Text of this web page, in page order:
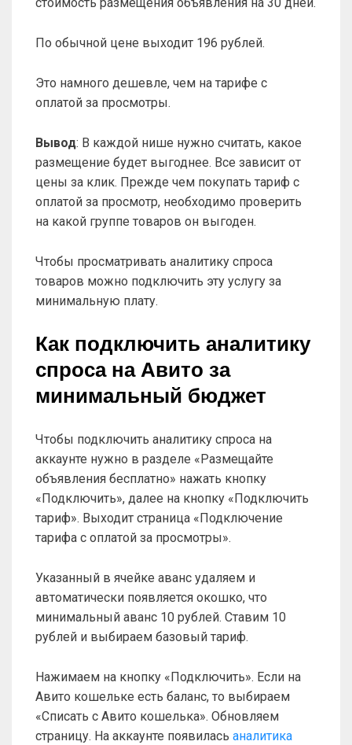
По обычной цене выходит 196 рублей.
Это намного дешевле, чем на тарифе с
оплатой за просмотры.
Вывод: В каждой нише нужно считать, какое
размещение будет выгоднее. Все зависит от
цены за клик. Прежде чем покупать тариф с
оплатой за просмотр, необходимо проверить
на какой группе товаров он выгоден.
Чтобы просматривать аналитику спроса
товаров можно подключить эту услугу за
минимальную плату.
Как подключить аналитику
спроса на Авито за
минимальный бюджет
Чтобы подключить аналитику спроса на
аккаунте нужно в разделе «Размещайте
объявления бесплатно» нажать кнопку
«Подключить», далее на кнопку «Подключить
тариф». Выходит страница «Подключение
тарифа с оплатой за просмотры».
Указанный в ячейке аванс удаляем и
автоматически появляется окошко, что
минимальный аванс 10 рублей. Ставим 10
рублей и выбираем базовый тариф.
Нажимаем на кнопку «Подключить». Если на
Авито кошельке есть баланс, то выбираем
«Списать с Авито кошелька». Обновляем
страницу. На аккаунте появилась аналитика